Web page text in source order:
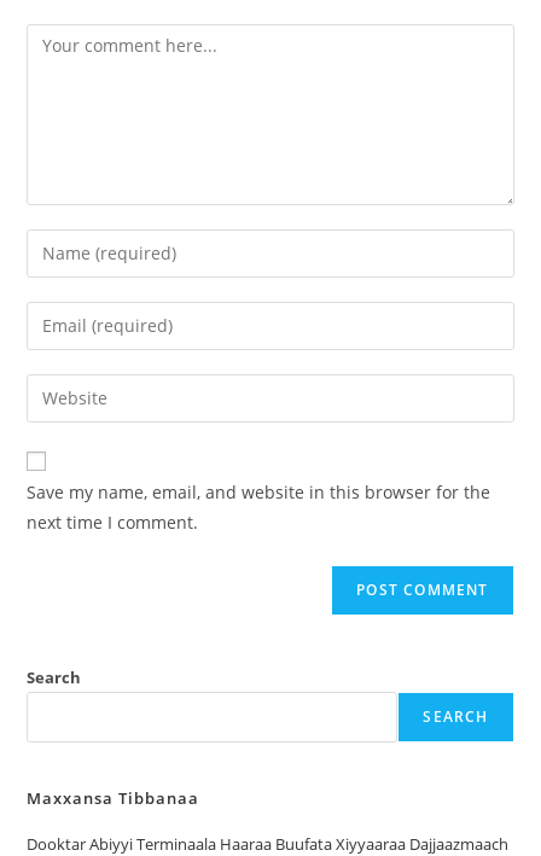
Save my name, email, and website in this browser for the
next time I comment.
Search
SEARCH
Maxxansa Tibbanaa
Dooktar Abiyyi Terminaala Haaraa Buufata Xiyyaaraa Dajjaazmaach